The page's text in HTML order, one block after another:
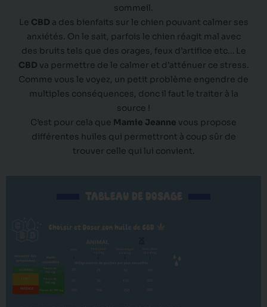
sommeil.
Le CBD a des bienfaits sur le chien pouvant calmer ses
anxiétés. On le sait, parfois le chien réagit mal avec
des bruits tels que des orages, feux d’artifice etc… Le
CBD va permettre de le calmer et d’atténuer ce stress.
Comme vous le voyez, un petit problème engendre de
multiples conséquences, donc il faut le traiter à la
source !
C’est pour cela que Mamie Jeanne vous propose
différentes huiles qui permettront à coup sûr de
trouver celle qui lui convient.